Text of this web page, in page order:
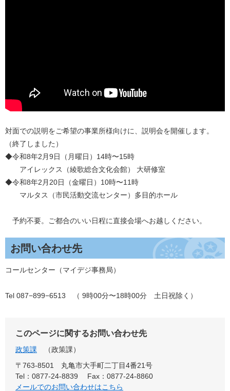
対面での説明をご希望の事業所様向けに、説明会を開催します。
（終了しました）
◆令和8年2月9日（月曜日）14時〜15時
アイレックス（綾歌総合文化会館） 大研修室
◆令和8年2月20日（金曜日）10時〜11時
マルタス（市民活動交流センター）多目的ホール
予約不要。ご都合のいい日程に直接会場へお越しください。
お問い合わせ先
コールセンター（マイデジ事務局）​
Tel 087−899−6513 （ 9時00分〜18時00分 土日祝除く）
このページに関するお問い合わせ先
政策課
政策課
〒763-8501 丸亀市大手町二丁目4番21号
Tel：0877-24-8839
Fax：0877-24-8860
メールでのお問い合わせはこちら